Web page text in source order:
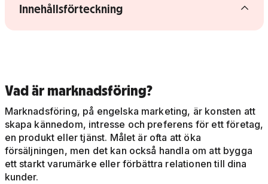
Visa/dölj innehållsförteckning
Innehållsförteckning
Vad är marknadsföring?
Marknadsföring, på engelska marketing, är konsten att
skapa kännedom, intresse och preferens för ett företag,
en produkt eller tjänst. Målet är ofta att öka
försäljningen, men det kan också handla om att bygga
ett starkt varumärke eller förbättra relationen till dina
kunder.